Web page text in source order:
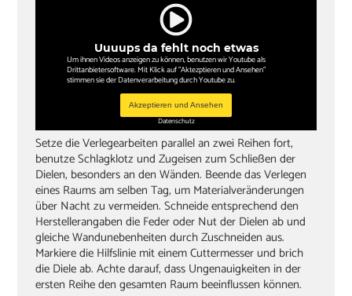
Uuuups da fehlt noch etwas
Um ihnen Videos anzeigen zu können, benutzen wir Youtube als
Drittanbietersoftware. Mit Klick auf "Aktezptieren und Ansehen"
stimmen sie der Datenverarbeitung durch Youtube zu.
Akzeptieren und Ansehen
Datenschutz
Setze die Verlegearbeiten parallel an zwei Reihen fort,
benutze Schlagklotz und Zugeisen zum Schließen der
Dielen, besonders an den Wänden. Beende das Verlegen
eines Raums am selben Tag, um Materialveränderungen
über Nacht zu vermeiden. Schneide entsprechend den
Herstellerangaben die Feder oder Nut der Dielen ab und
gleiche Wandunebenheiten durch Zuschneiden aus.
Markiere die Hilfslinie mit einem Cuttermesser und brich
die Diele ab. Achte darauf, dass Ungenauigkeiten in der
ersten Reihe den gesamten Raum beeinflussen können.